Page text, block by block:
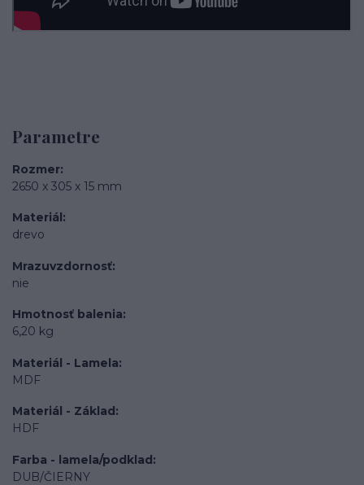
Parametre
Rozmer
2650 x 305 x 15 mm
Materiál
drevo
Mrazuvzdornosť
nie
Hmotnosť balenia
6,20 kg
Materiál - Lamela
MDF
Materiál - Základ
HDF
Farba - lamela/podklad
DUB/ČIERNY